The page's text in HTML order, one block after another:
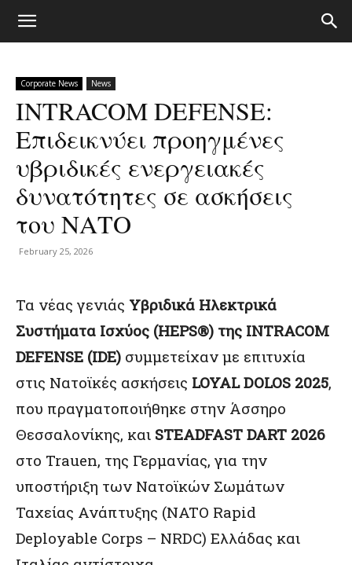
Corporate News News
INTRACOM DEFENSE:
Επιδεικνύει προηγμένες
υβριδικές ενεργειακές
δυνατότητες σε ασκήσεις
του ΝΑΤΟ
February 25, 2026
Τα νέας γενιάς Υβριδικά Ηλεκτρικά
Συστήματα Ισχύος (HEPS®) της INTRACOM
DEFENSE (IDE) συμμετείχαν με επιτυχία
στις Nατοϊκές ασκήσεις LOYAL DOLOS 2025,
που πραγματοποιήθηκε στην Άσσηρο
Θεσσαλονίκης, και STEADFAST DART 2026
στο Trauen, της Γερμανίας, για την
υποστήριξη των Νατοϊκών Σωμάτων
Ταχείας Ανάπτυξης (NATO Rapid
Deployable Corps – NRDC) Ελλάδας και